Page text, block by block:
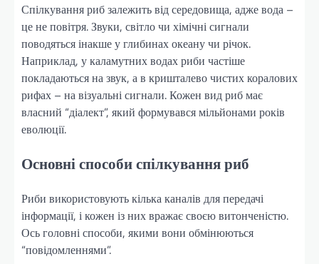
Спілкування риб залежить від середовища, адже вода –
це не повітря. Звуки, світло чи хімічні сигнали
поводяться інакше у глибинах океану чи річок.
Наприклад, у каламутних водах риби частіше
покладаються на звук, а в кришталево чистих коралових
рифах – на візуальні сигнали. Кожен вид риб має
власний “діалект”, який формувався мільйонами років
еволюції.
Основні способи спілкування риб
Риби використовують кілька каналів для передачі
інформації, і кожен із них вражає своєю витонченістю.
Ось головні способи, якими вони обмінюються
“повідомленнями”.